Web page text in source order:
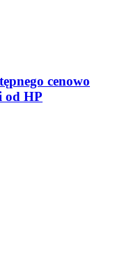
cenowo
od HP